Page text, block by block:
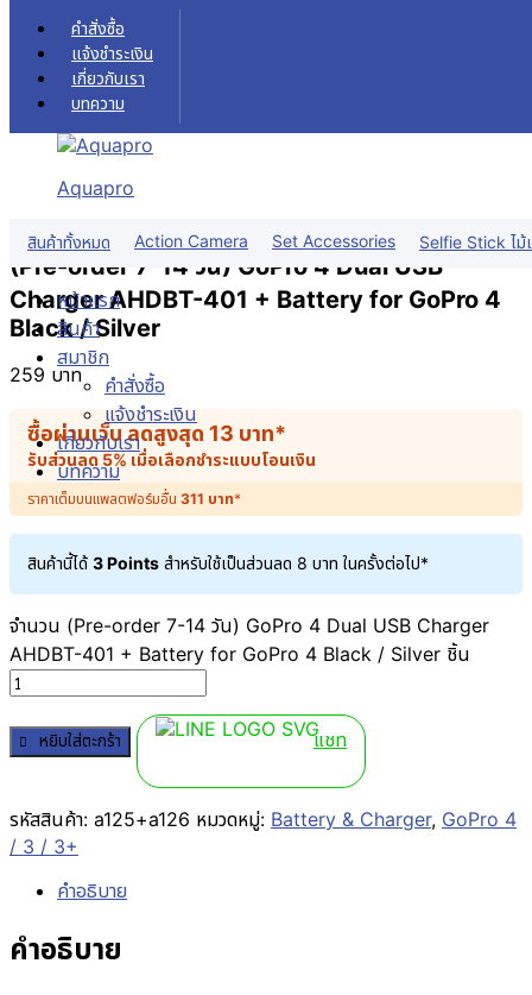
Skip to content
คำสั่งซื้อ
แจ้งชำระเงิน
เกี่ยวกับเรา
บทความ
Aquapro
สินค้าทั้งหมด Action Camera Set Accessories Selfie Stick ไม้
หน้าแรก
สินค้า
สมาชิก
คำสั่งซื้อ
แจ้งชำระเงิน
เกี่ยวกับเรา
บทความ
(Pre-order 7-14 วัน) GoPro 4 Dual USB
Charger AHDBT-401 + Battery for GoPro 4
Black / Silver
259 บาท
ซื้อผ่านเว็บ ลดสูงสุด 13 บาท*
รับส่วนลด 5% เมื่อเลือกชำระแบบโอนเงิน
ราคาเต็มบนแพลตฟอร์มอื่น 311 บาท*
สินค้านี้ได้ 3 Points สำหรับใช้เป็นส่วนลด 8 บาท ในครั้งต่อไป*
จำนวน (Pre-order 7-14 วัน) GoPro 4 Dual USB Charger
AHDBT-401 + Battery for GoPro 4 Black / Silver ชิ้น
หยิบใส่ตะกร้า แชท
รหัสสินค้า: a125+a126 หมวดหมู่: Battery & Charger, GoPro 4
/ 3 / 3+
คำอธิบาย
คำอธิบาย